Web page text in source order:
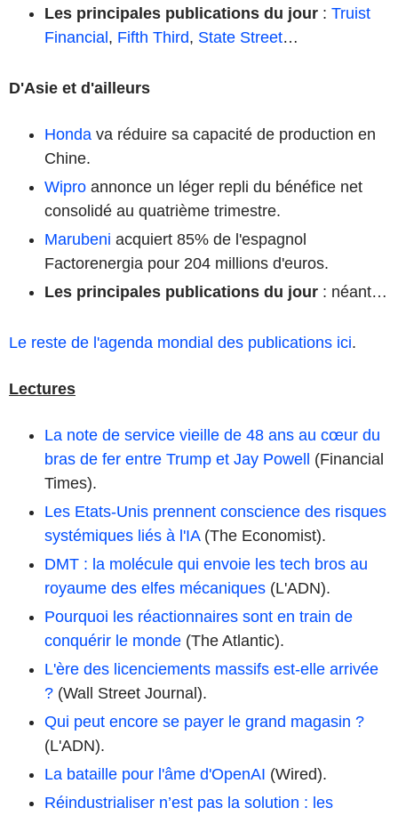
Les principales publications du jour : Truist
Financial, Fifth Third, State Street…
D'Asie et d'ailleurs
Honda va réduire sa capacité de production en
Chine.
Wipro annonce un léger repli du bénéfice net
consolidé au quatrième trimestre.
Marubeni acquiert 85% de l'espagnol
Factorenergia pour 204 millions d'euros.
Les principales publications du jour : néant…
Le reste de l'agenda mondial des publications ici.
Lectures
La note de service vieille de 48 ans au cœur du
bras de fer entre Trump et Jay Powell (Financial
Times).
Les Etats-Unis prennent conscience des risques
systémiques liés à l'IA(The Economist).
DMT : la molécule qui envoie les tech bros au
royaume des elfes mécaniques (L'ADN).
Pourquoi les réactionnaires sont en train de
conquérir le monde (The Atlantic).
L'ère des licenciements massifs est-elle arrivée
? (Wall Street Journal).
Qui peut encore se payer le grand magasin ?
(L'ADN).
La bataille pour l'âme d'OpenAI (Wired).
Réindustrialiser n’est pas la solution : les